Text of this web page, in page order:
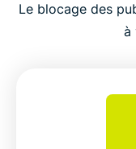
Le blocage des
à